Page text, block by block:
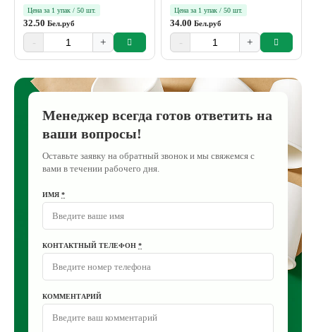
Цена за 1 упак / 50 шт.
32.50 Бел.руб
- +
Цена за 1 упак / 50 шт.
34.00 Бел.руб
- +
Менеджер всегда готов ответить на
ваши вопросы!
Оставьте заявку на обратный звонок и мы свяжемся с
вами в течении рабочего дня.
ИМЯ *
КОНТАКТНЫЙ ТЕЛЕФОН *
КОММЕНТАРИЙ